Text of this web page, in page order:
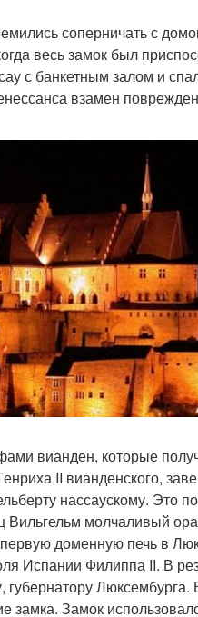
соперничать с
весь замок был
с банкетным залом и
взамен
вианден, которые
II вианденского,
нассаускому. Это
молчаливый
доменную печь в
Испании Филиппа II. В
Люксембурга.
замка. Замок